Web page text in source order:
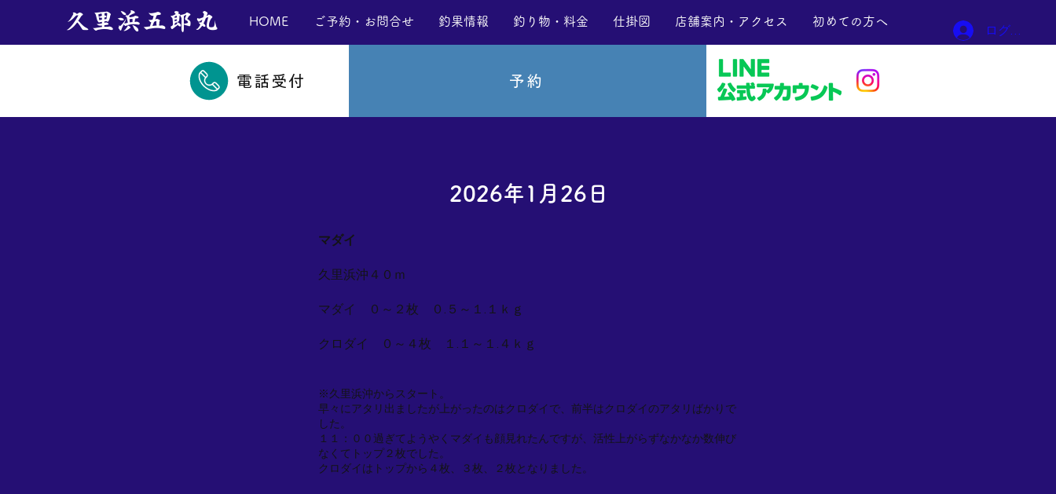
​久里浜五郎丸 HOME ご予約・お問合せ 釣果情報 釣り物・料金 仕掛図 店舗案内・アクセス 初めての方へ
ログイン
電話受付 予約
2026年1月26日
マダイ
久里浜沖４０ｍ
マダイ ０～２枚 ０.５～１.１ｋｇ
クロダイ ０～４枚 １.１～１.４ｋｇ
※久里浜沖からスタート。
早々にアタリ出ましたが上がったのはクロダイで、前半はクロダイのアタリばかりで
した。
１１：００過ぎてようやくマダイも顔見れたんですが、活性上がらずなかなか数伸び
なくてトップ２枚でした。
クロダイはトップから４枚、３枚、２枚となりました。